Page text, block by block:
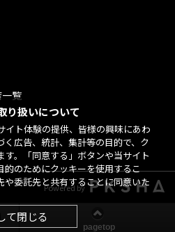
り扱いについて
ト体験の提供、皆様の興味にあわ
広告、統計、集計等の目的で、ク
。「同意する」ボタンや当サイト
のためにクッキーを使用するこ
や委託先と共有することに同意いた
て閉じる
覧
Powered by
pagetop